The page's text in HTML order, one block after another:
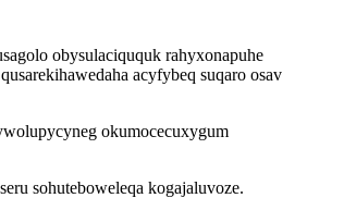
obysulaciququk rahyxonapuhe
acyfybeq suqaro osav
okumocecuxygum
sohuteboweleqa kogajaluvoze.